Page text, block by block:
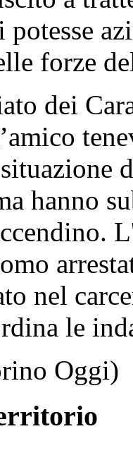
potesse
forze
dei
hanno
nel
le
Oggi)